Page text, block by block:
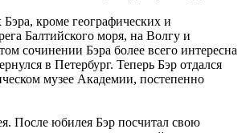
кроме географических и
Балтийского моря, на Волгу и
сочинении Бэра более всего интересна
в Петербург. Теперь Бэр отдался
музее Академии, постепенно
После юбилея Бэр посчитал свою